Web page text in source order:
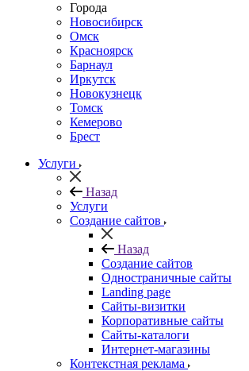
Города
Новосибирск
Омск
Красноярск
Барнаул
Иркутск
Новокузнецк
Томск
Кемерово
Брест
Услуги
Назад
Услуги
Создание сайтов
Назад
Создание сайтов
Одностраничные сайты
Landing page
Сайты-визитки
Корпоративные сайты
Сайты-каталоги
Интернет-магазины
Контекстная реклама